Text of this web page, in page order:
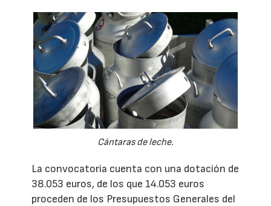
Cántaras de leche.
La convocatoria cuenta con una dotación de
38.053 euros, de los que 14.053 euros
proceden de los Presupuestos Generales del